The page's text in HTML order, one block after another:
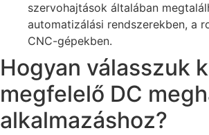
szervohajtások általában
automatizálási rendszerekben, a
CNC-gépekben.
Hogyan válasszuk
megfelelő DC
alkalmazáshoz?